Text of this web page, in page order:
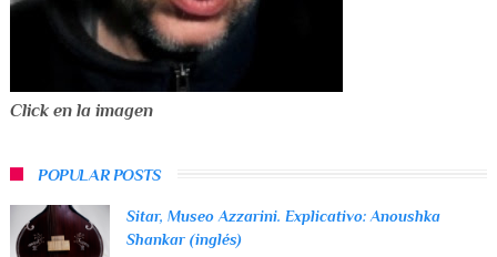
Click en la imagen
POPULAR POSTS
Sitar, Museo Azzarini. Explicativo: Anoushka
Shankar (inglés)